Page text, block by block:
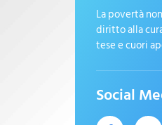
La povertà
diritto alla
tese e cuori
Social